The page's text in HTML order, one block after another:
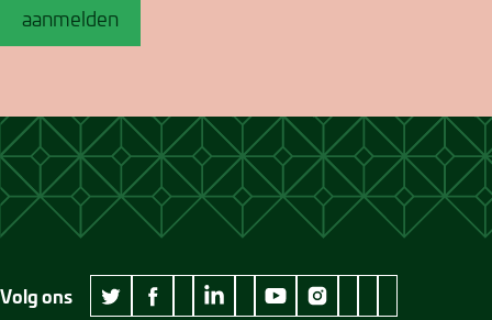
aanmelden
Volg ons
wikipedia Museum Jan Cunen
googleplus Museum Jan Cunen